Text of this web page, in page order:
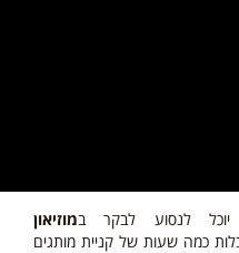
לנסוע לבקר במוזיאון
כמה שעות של קניית מותגים